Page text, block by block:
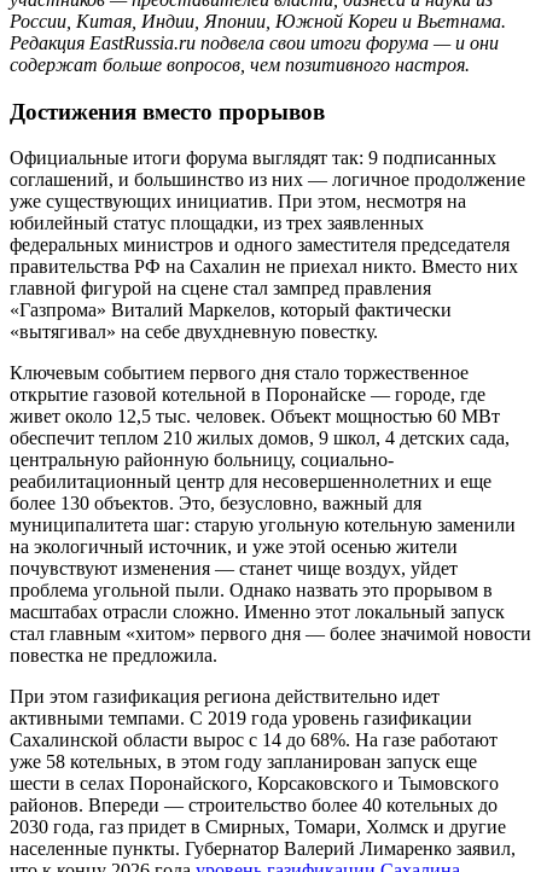
России, Китая, Индии, Японии, Южной Кореи и Вьетнама.
Редакция EastRussia.ru подвела свои итоги форума — и они
содержат больше вопросов, чем позитивного настроя.
Достижения вместо прорывов
Официальные итоги форума выглядят так: 9 подписанных
соглашений, и большинство из них — логичное продолжение
уже существующих инициатив. При этом, несмотря на
юбилейный статус площадки, из трех заявленных
федеральных министров и одного заместителя председателя
правительства РФ на Сахалин не приехал никто. Вместо них
главной фигурой на сцене стал зампред правления
«Газпрома» Виталий Маркелов, который фактически
«вытягивал» на себе двухдневную повестку.
Ключевым событием первого дня стало торжественное
открытие газовой котельной в Поронайске — городе, где
живет около 12,5 тыс. человек. Объект мощностью 60 МВт
обеспечит теплом 210 жилых домов, 9 школ, 4 детских сада,
центральную районную больницу, социально-
реабилитационный центр для несовершеннолетних и еще
более 130 объектов. Это, безусловно, важный для
муниципалитета шаг: старую угольную котельную заменили
на экологичный источник, и уже этой осенью жители
почувствуют изменения — станет чище воздух, уйдет
проблема угольной пыли. Однако назвать это прорывом в
масштабах отрасли сложно. Именно этот локальный запуск
стал главным «хитом» первого дня — более значимой новости
повестка не предложила.
При этом газификация региона действительно идет
активными темпами. С 2019 года уровень газификации
Сахалинской области вырос с 14 до 68%. На газе работают
уже 58 котельных, в этом году запланирован запуск еще
шести в селах Поронайского, Корсаковского и Тымовского
районов. Впереди — строительство более 40 котельных до
2030 года, газ придет в Смирных, Томари, Холмск и другие
населенные пункты. Губернатор Валерий Лимаренко заявил,